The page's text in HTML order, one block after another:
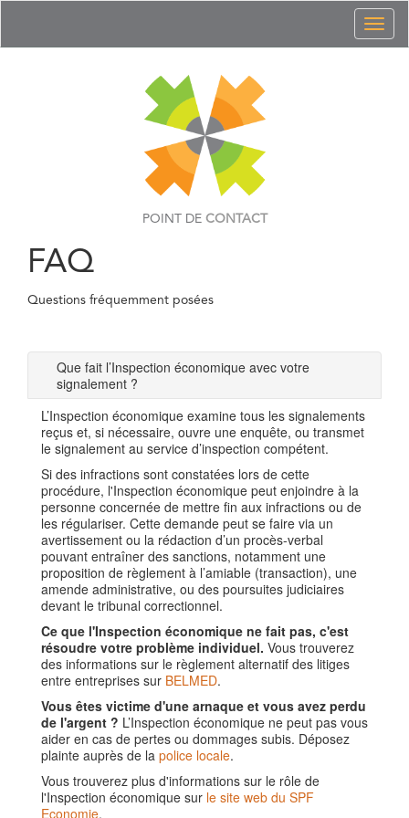
POINT DE CONTACT
FAQ
Questions fréquemment posées
Que fait l’Inspection économique avec votre
signalement ?
L’Inspection économique examine tous les signalements
reçus et, si nécessaire, ouvre une enquête, ou transmet
le signalement au service d’inspection compétent.
Si des infractions sont constatées lors de cette
procédure, l'Inspection économique peut enjoindre à la
personne concernée de mettre fin aux infractions ou de
les régulariser. Cette demande peut se faire via un
avertissement ou la rédaction d’un procès-verbal
pouvant entraîner des sanctions, notamment une
proposition de règlement à l’amiable (transaction), une
amende administrative, ou des poursuites judiciaires
devant le tribunal correctionnel.
Ce que l'Inspection économique ne fait pas, c'est
résoudre votre problème individuel. Vous trouverez
des informations sur le règlement alternatif des litiges
entre entreprises sur BELMED.
Vous êtes victime d'une arnaque et vous avez perdu
de l'argent ? L’Inspection économique ne peut pas vous
aider en cas de pertes ou dommages subis. Déposez
plainte auprès de la police locale.
Vous trouverez plus d'informations sur le rôle de
l'Inspection économique sur le site web du SPF
Economie.